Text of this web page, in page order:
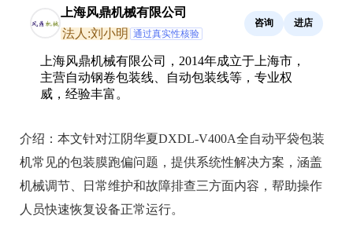
上海风鼎机械有限公司
法人:刘小明 通过真实性核验
咨询 进店
上海风鼎机械有限公司，2014年成立于上海市，
主营自动钢卷包装线、自动包装线等，专业权
威，经验丰富。
介绍： 本文针对江阴华夏DXDL-V400A全自动平袋包装
机常见的包装膜跑偏问题，提供系统性解决方案，涵盖
机械调节、日常维护和故障排查三方面内容，帮助操作
人员快速恢复设备正常运行。